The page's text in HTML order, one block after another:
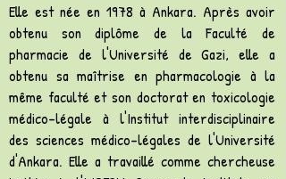
Elle est née en 1978 à Ankara. Après avoir
obtenu son diplôme de la Faculté de
pharmacie de l'Université de Gazi, elle a
obtenu sa maîtrise en pharmacologie à la
même faculté et son doctorat en toxicologie
médico-légale à l'Institut interdisciplinaire
des sciences médico-légales de l'Université
d'Ankara. Elle a travaillé comme chercheuse